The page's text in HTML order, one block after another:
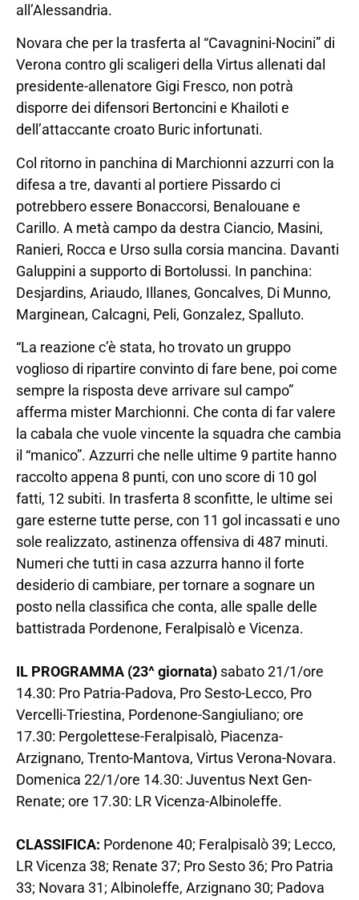
all’Alessandria.
Novara che per la trasferta al “Cavagnini-Nocini” di
Verona contro gli scaligeri della Virtus allenati dal
presidente-allenatore Gigi Fresco, non potrà
disporre dei difensori Bertoncini e Khailoti e
dell’attaccante croato Buric infortunati.
Col ritorno in panchina di Marchionni azzurri con la
difesa a tre, davanti al portiere Pissardo ci
potrebbero essere Bonaccorsi, Benalouane e
Carillo. A metà campo da destra Ciancio, Masini,
Ranieri, Rocca e Urso sulla corsia mancina. Davanti
Galuppini a supporto di Bortolussi. In panchina:
Desjardins, Ariaudo, Illanes, Goncalves, Di Munno,
Marginean, Calcagni, Peli, Gonzalez, Spalluto.
“La reazione c’è stata, ho trovato un gruppo
voglioso di ripartire convinto di fare bene, poi come
sempre la risposta deve arrivare sul campo”
afferma mister Marchionni. Che conta di far valere
la cabala che vuole vincente la squadra che cambia
il “manico”. Azzurri che nelle ultime 9 partite hanno
raccolto appena 8 punti, con uno score di 10 gol
fatti, 12 subiti. In trasferta 8 sconfitte, le ultime sei
gare esterne tutte perse, con 11 gol incassati e uno
sole realizzato, astinenza offensiva di 487 minuti.
Numeri che tutti in casa azzurra hanno il forte
desiderio di cambiare, per tornare a sognare un
posto nella classifica che conta, alle spalle delle
battistrada Pordenone, Feralpisalò e Vicenza.
IL PROGRAMMA (23^ giornata) sabato 21/1/ore
14.30: Pro Patria-Padova, Pro Sesto-Lecco, Pro
Vercelli-Triestina, Pordenone-Sangiuliano; ore
17.30: Pergolettese-Feralpisalò, Piacenza-
Arzignano, Trento-Mantova, Virtus Verona-Novara.
Domenica 22/1/ore 14.30: Juventus Next Gen-
Renate; ore 17.30: LR Vicenza-Albinoleffe.
CLASSIFICA: Pordenone 40; Feralpisalò 39; Lecco,
LR Vicenza 38; Renate 37; Pro Sesto 36; Pro Patria
33; Novara 31; Albinoleffe, Arzignano 30; Padova